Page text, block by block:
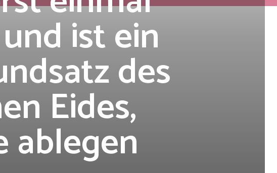
ist ein
des
Eides,
ablegen